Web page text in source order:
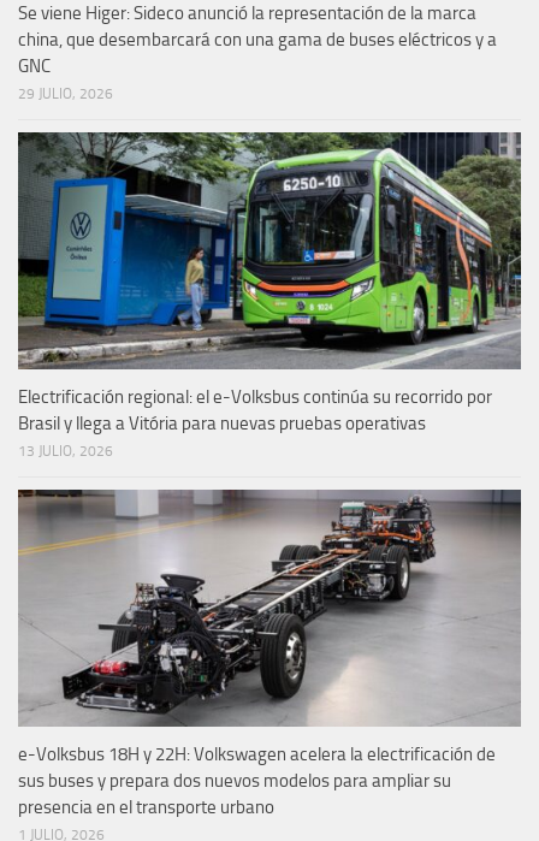
Se viene Higer: Sideco anunció la representación de la marca
china, que desembarcará con una gama de buses eléctricos y a
GNC
29 JULIO, 2026
Electrificación regional: el e-Volksbus continúa su recorrido por
Brasil y llega a Vitória para nuevas pruebas operativas
13 JULIO, 2026
e-Volksbus 18H y 22H: Volkswagen acelera la electrificación de
sus buses y prepara dos nuevos modelos para ampliar su
presencia en el transporte urbano
1 JULIO, 2026